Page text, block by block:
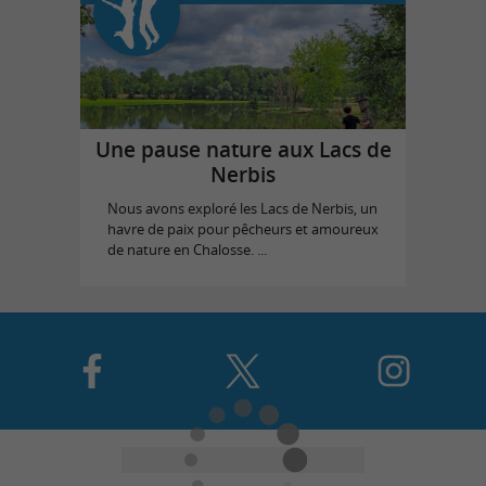
Une pause nature aux Lacs de
Nerbis
Nous avons exploré les Lacs de Nerbis, un
havre de paix pour pêcheurs et amoureux
de nature en Chalosse. ...